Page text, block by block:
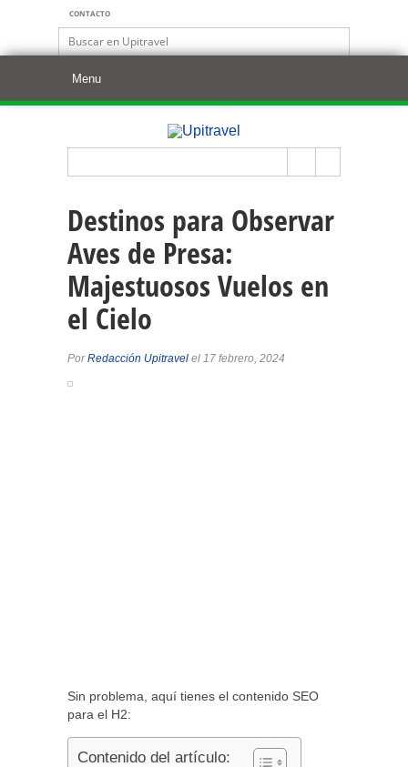
CONTACTO
Destinos para Observar
Aves de Presa:
Majestuosos Vuelos en
el Cielo
PorRedacción Upitravel el 17 febrero, 2024
Sin problema, aquí tienes el contenido SEO
para el H2:
Contenido del artículo: